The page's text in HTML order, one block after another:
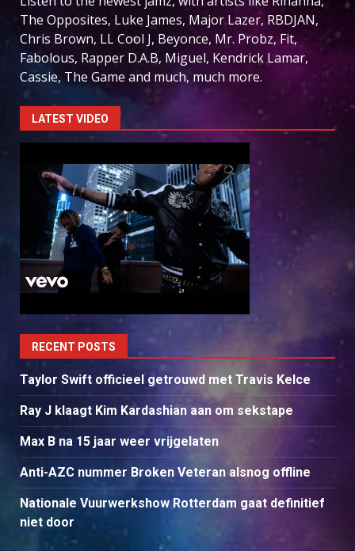
The Opposites, Luke James, Major Lazer, RBDJAN,
Chris Brown, LL Cool J, Beyonce, Mr. Probz, Fit,
Fabolous, Rapper D.A.B, Miguel, Kendrick Lamar,
Cassie, The Game and much, much more.
LATEST VIDEO
RECENT POSTS
Taylor Swift officieel getrouwd met Travis Kelce
Ray J klaagt Kim Kardashian aan om sekstape
Max B na 15 jaar weer vrijgelaten
Anti-AZC nummer Broken Veteran alsnog offline
Nationale Vuurwerkshow Rotterdam gaat definitief
niet door